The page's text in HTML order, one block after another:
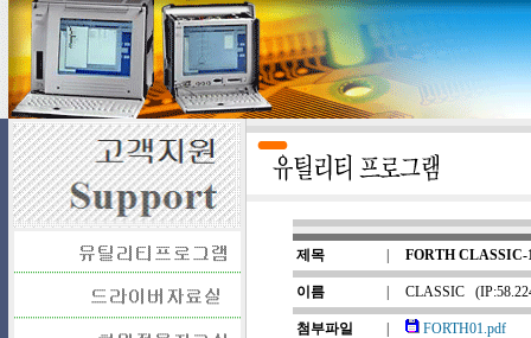
제목 FORTH CLASSIC-
이름 CLASSIC
첨부파일 FORTH01.pdf